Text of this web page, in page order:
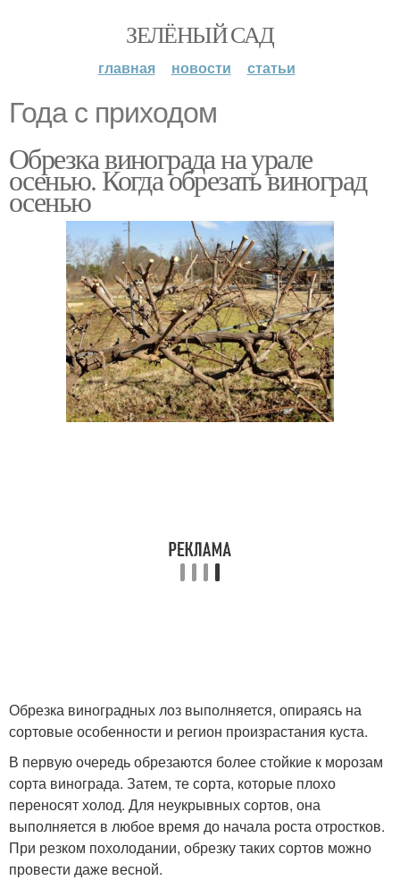
ЗЕЛЁНЫЙ САД
главная новости статьи
Года с приходом
Обрезка винограда на урале
осенью. Когда обрезать виноград
осенью
Обрезка виноградных лоз выполняется, опираясь на
сортовые особенности и регион произрастания куста.
В первую очередь обрезаются более стойкие к морозам
сорта винограда. Затем, те сорта, которые плохо
переносят холод. Для неукрывных сортов, она
выполняется в любое время до начала роста отростков.
При резком похолодании, обрезку таких сортов можно
провести даже весной.